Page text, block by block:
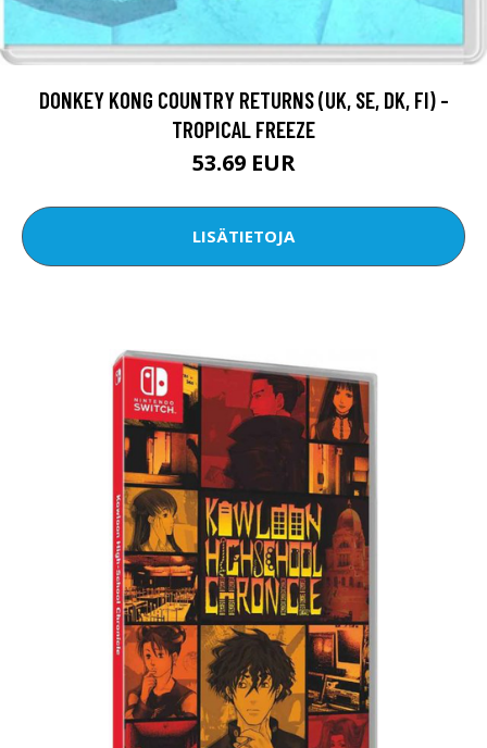
DONKEY KONG COUNTRY RETURNS (UK, SE, DK, FI) -
TROPICAL FREEZE
53.69 EUR
LISÄTIETOJA